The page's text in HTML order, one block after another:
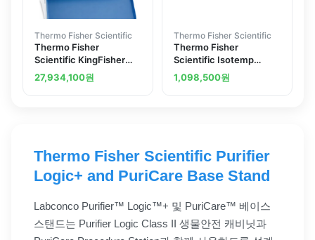
Thermo Fisher Scientific
Thermo Fisher
Scientific KingFisher
Purification System
27,934,100원
Thermo Fisher Scientific
Thermo Fisher
Scientific Isotemp
Support Stand
1,098,500원
Thermo Fisher Scientific Purifier
Logic+ and PuriCare Base Stand
Labconco Purifier™ Logic™+ 및 PuriCare™ 베이스
스탠드는 Purifier Logic Class II 생물안전 캐비닛과